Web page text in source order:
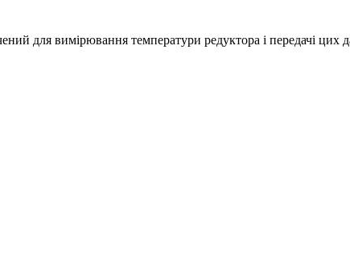
для вимірювання температури редуктора і передачі